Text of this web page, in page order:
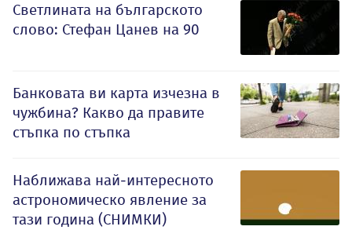
Светлината на българското
слово: Стефан Цанев на 90
Банковата ви карта изчезна в
чужбина? Какво да правите
стъпка по стъпка
Наближава най-интересното
астрономическо явление за
тази година (СНИМКИ)